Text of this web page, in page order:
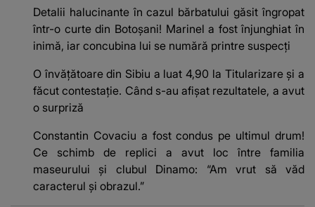
Detalii halucinante în cazul bărbatului găsit îngropat
într-o curte din Botoșani! Marinel a fost înjunghiat în
inimă, iar concubina lui se numără printre suspecți
O învățătoare din Sibiu a luat 4,90 la Titularizare și a
făcut contestație. Când s-au afișat rezultatele, a avut
o surpriză
Constantin Covaciu a fost condus pe ultimul drum!
Ce schimb de replici a avut loc între familia
maseurului și clubul Dinamo: “Am vrut să văd
caracterul și obrazul.”